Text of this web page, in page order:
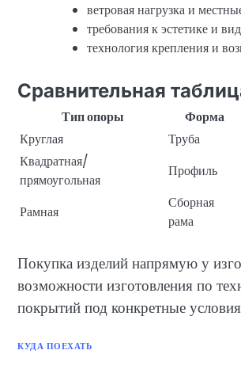
ветровая нагрузка и
требования к эстетике и
технология крепления и
Сравнительная
Тип опоры Форма
Круглая
Труба
Квадратная/
прямоугольная
Профиль
Рамная
Сборная
рама
Покупка изделий напрямую у
возможности изготовления по
покрытий под конкретные
КУДА ПОЕХАТЬ